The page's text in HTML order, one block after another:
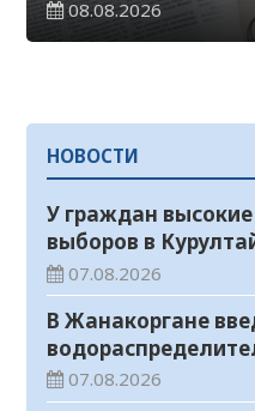
08.08.2026
НОВОСТИ
У граждан
выборов в
общественного
07.08.2026
В Жанакоргане
07.08.2026